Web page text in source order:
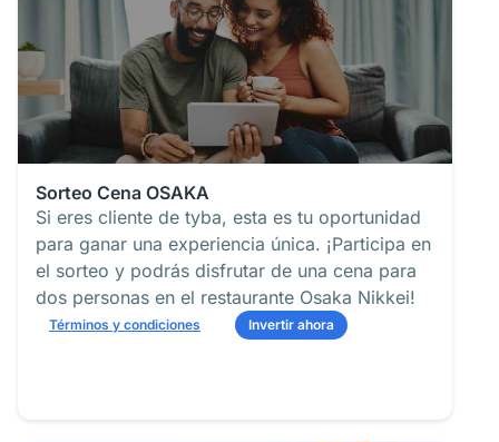
Sorteo Cena OSAKA
Si eres cliente de tyba, esta es tu oportunidad
para ganar una experiencia única. ¡Participa en
el sorteo y podrás disfrutar de una cena para
dos personas en el restaurante Osaka Nikkei!
Términos y condiciones Invertir ahora